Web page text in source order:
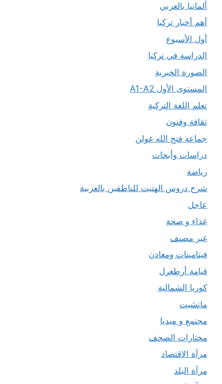
ألمانيا بالعربي
أهم أخبار تركيا
أول الأسبوع
الدراسة في تركيا
الصورة الخبرية
المستوى الأول A1-A2
تعلم اللغة التركية
ثقافة وفنون
جماعة فتح الله غولن
دراسات وأبحاث
رياضة
شرح دروس الهتيت للناطقين بالعربية
عاجل
غذاء و صحة
غير مصنف
فيتامينات ومعادن
قيامة أرطغرل
كوريا الشمالية
مانشيت
مجتمع و ميديا
مختارات الصحف
مرآة الاقتصاد
مرآة البلد